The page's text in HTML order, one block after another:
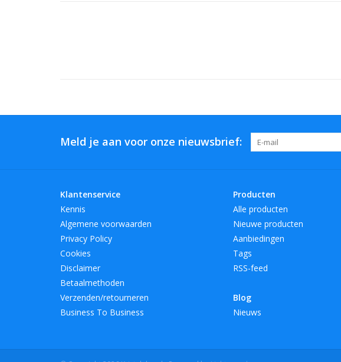
Meld je aan voor onze nieuwsbrief:
Klantenservice
Kennis
Algemene voorwaarden
Privacy Policy
Cookies
Disclaimer
Betaalmethoden
Verzenden/retourneren
Business To Business
Producten
Alle producten
Nieuwe producten
Aanbiedingen
Tags
RSS-feed
Blog
Nieuws